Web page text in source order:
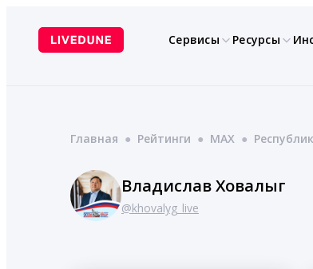
содержимому
Сервисы Ресурсы
Главная ● Рейтинги ● MAX ●
Владислав Ховалыг
@khovalyg_live